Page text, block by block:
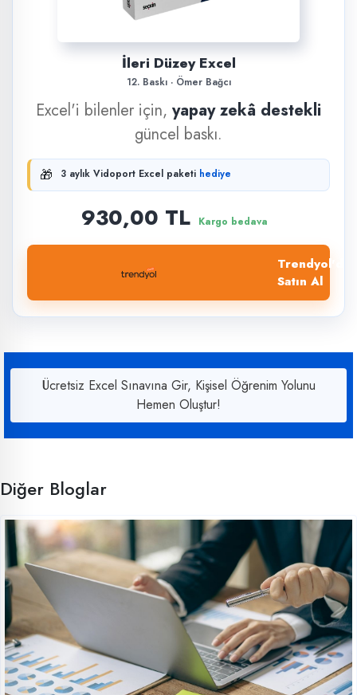
İleri Düzey Excel
12. Baskı · Ömer Bağcı
Excel'i bilenler için, yapay zekâ destekli
güncel baskı.
🎁 3 aylık Vidoport Excel paketi hediye
930,00 TL Kargo bedava
Trendyol'dan
Satın Al
Ücretsiz Excel Sınavına Gir, Kişisel Öğrenim Yolunu
Hemen Oluştur!
Diğer Bloglar